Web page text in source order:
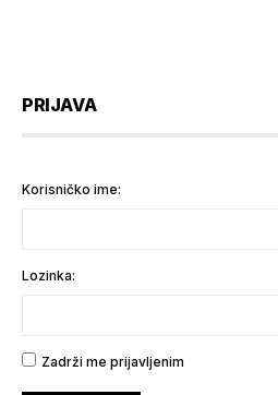
PRIJAVA
Korisničko ime:
Lozinka:
Zadrži me prijavljenim